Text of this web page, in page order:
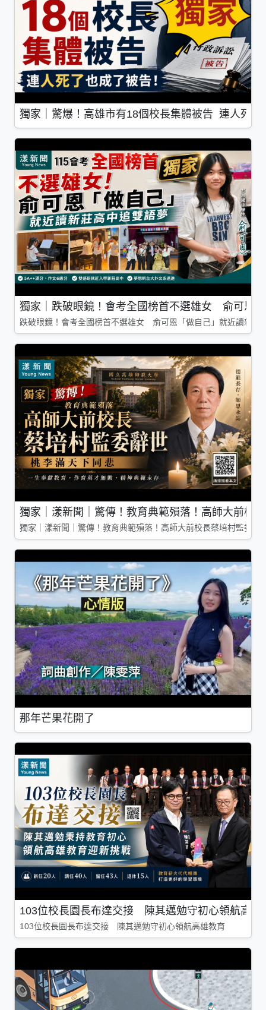
獨家｜驚爆！高雄市有18個校長集體被告 連人死了
獨家｜跌破眼鏡！會考全國榜首不選雄女 俞可恩
跌破眼鏡！會考全國榜首不選雄女 俞可恩「做自己」就近讀新莊
獨家｜漾新聞｜驚傳！教育典範殞落！高師大前校
獨家｜漾新聞｜驚傳！教育典範殞落！高師大前校長蔡培村監委
那年芒果花開了
103位校長園長布達交接 陳其邁勉守初心領航高雄
103位校長園長布達交接 陳其邁勉守初心領航高雄教育